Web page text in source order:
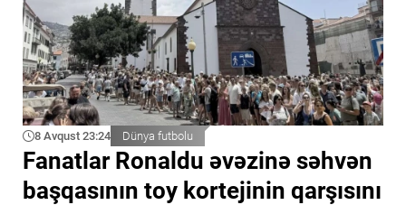
8 Avqust 23:24 Dünya futbolu
Fanatlar Ronaldu əvəzinə səhvən
başqasının toy kortejinin qarşısını